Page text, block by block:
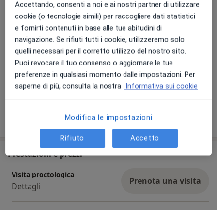
interventi tra chirurgia generale, trapianti di fegato, di
rene e resezioni epatiche.
Visualizza galleria (3)
Mostra dettagli
sull'esperienza
Prestazioni e prezzi
Visita proctologica
Dettagli Prenota una visita
Accettando, consenti a noi e ai nostri partner di utilizzare
cookie (o tecnologie simili) per raccogliere dati statistici
e fornirti contenuti in base alle tue abitudini di
navigazione. Se rifiuti tutti i cookie, utilizzeremo solo
quelli necessari per il corretto utilizzo del nostro sito.
Puoi revocare il tuo consenso o aggiornare le tue
preferenze in qualsiasi momento dalle impostazioni. Per
saperne di più, consulta la nostra Informativa sui cookie
Modifica le impostazioni
Rifiuto Accetto